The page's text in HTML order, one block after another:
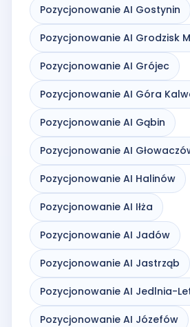
Pozycjonowanie AI Gostynin
Pozycjonowanie AI Grodzisk
Pozycjonowanie AI Grójec
Pozycjonowanie AI Góra
Pozycjonowanie AI Gąbin
Pozycjonowanie AI
Pozycjonowanie AI Halinów
Pozycjonowanie AI Iłża
Pozycjonowanie AI Jadów
Pozycjonowanie AI Jastrząb
Pozycjonowanie AI Jedlnia-
Pozycjonowanie AI Józefów